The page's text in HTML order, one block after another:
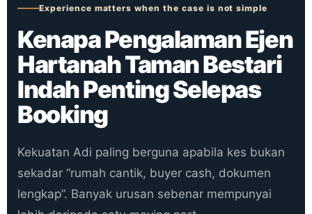
Experience matters when the case is not simple
Kenapa Pengalaman Ejen
Hartanah Taman Bestari
Indah Penting Selepas
Booking
Kekuatan Adi paling berguna apabila kes bukan
sekadar “rumah cantik, buyer cash, dokumen
lengkap”. Banyak urusan sebenar mempunyai